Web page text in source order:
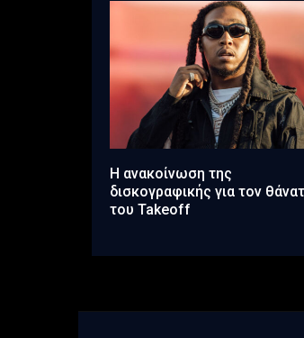
Η ανακοίνωση της
δισκογραφικής για τον
του Takeoff